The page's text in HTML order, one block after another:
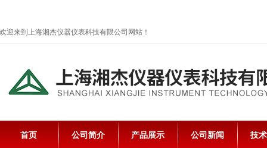
欢迎来到上海湘杰仪器仪表科技有限公司网站！
首页 公司简介 产品展示 公司新闻 技